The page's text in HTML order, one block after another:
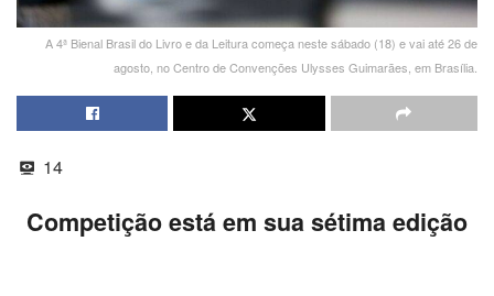
A 4ª Bienal Brasil do Livro e da Leitura começa neste sábado (18) e vai até 26 de
agosto, no Centro de Convenções Ulysses Guimarães, em Brasília.
14
Competição está em sua sétima edição